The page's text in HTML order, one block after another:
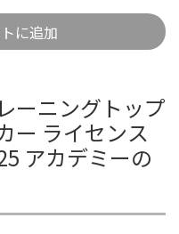
に追加
ーニングトップ
ー ライセンス
アカデミーの